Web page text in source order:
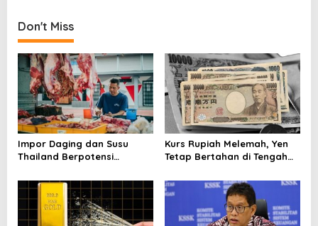
a
v
i
g
a
t
i
o
n
Don't Miss
Impor Daging dan Susu
Thailand Berpotensi
Perdagangan RI
Kurs Rupiah Melemah, Yen
Tetap Bertahan di Tengah